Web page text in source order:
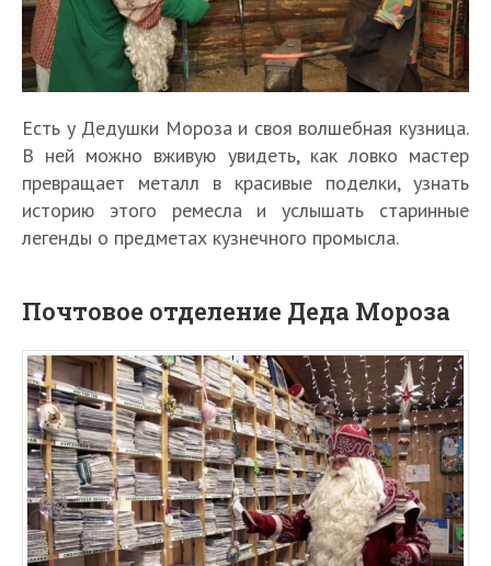
Есть у Дедушки Мороза и своя волшебная кузница.
В ней можно вживую увидеть, как ловко мастер
превращает металл в красивые поделки, узнать
историю этого ремесла и услышать старинные
легенды о предметах кузнечного промысла.
Почтовое отделение Деда Мороза